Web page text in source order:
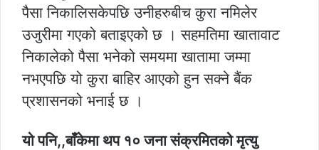
पैसा निकालिसकेपछि उनीहरुबीच कुरा नमिलेर
उजुरीमा गएको बताइएको छ । सहमतिमा खातावाट
निकालेको पैसा भनेको समयमा खातामा जम्मा
नभएपछि यो कुरा बाहिर आएको हुन सक्ने बैंक
प्रशासनको भनाई छ ।
यो पनि,,बाँकेमा थप १० जना संक्रमितको मृत्यु